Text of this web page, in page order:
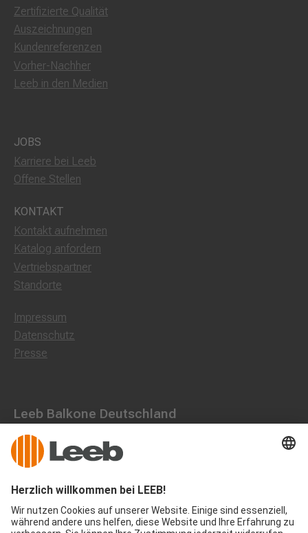
Zertifizierte Qualität
Auszeichnungen
Kundenreferenzen
Vorher-Nachher
Leeb in den Medien
JOBS
Karriere bei Leeb
Offene Stellen
KONTAKT
Kontakt aufnehmen
Katalog anfordern
Vertriebspartner
Standorte
Impressum
Datenschutz
Presse
Leeb Balkone Deutschland
Dorfstraße 10, 85662 Hohenbrunn
0800 1801003
office@leeb-balkone.com